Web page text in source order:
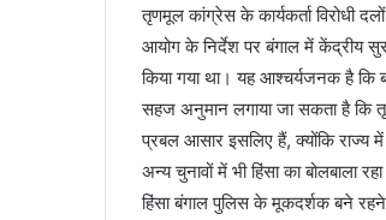
तृणमूल कांग्रेस के कार्यकर्ता विरोधी
आयोग के निर्देश पर बंगाल में केंद्रीय
किया गया था। यह आश्चर्यजनक है कि
सहज अनुमान लगाया जा सकता है कि
प्रबल आसार इसलिए हैं, क्योंकि राज्य में
अन्य चुनावों में भी हिंसा का बोलबाला
हिंसा बंगाल पुलिस के मूकदर्शक बने